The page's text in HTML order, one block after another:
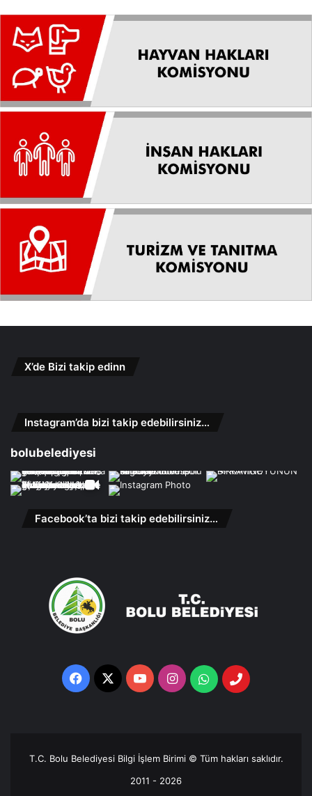
X’de Bizi takip edinn
Instagram’da bizi takip edebilirsiniz…
bolubelediyesi
Facebook’ta bizi takip edebilirsiniz…
Facebook
X YouTubeInstagramWhatsappTelefon
T.C. Bolu Belediyesi Bilgi İşlem Birimi © Tüm hakları saklıdır.
2011 - 2026